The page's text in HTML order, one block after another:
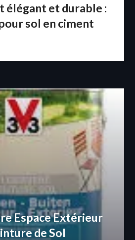
élégant et durable :
sol en ciment
Espace Extérieur
de Sol